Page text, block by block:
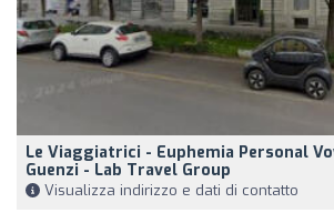
Le Viaggiatrici - Euphemia Personal
Guenzi - Lab Travel Group
Visualizza indirizzo e dati di contatto